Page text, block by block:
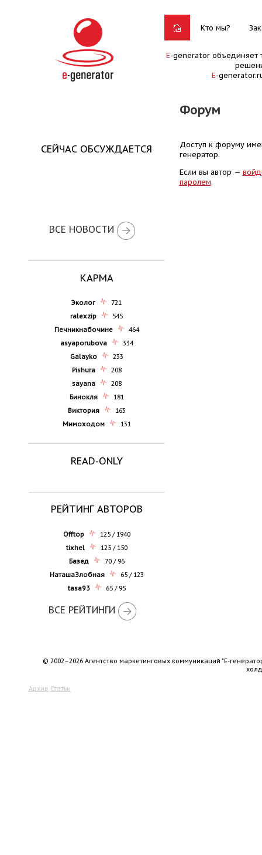
Кто мы?
E-generator объединяет
E-
Форум
СЕЙЧАС ОБСУЖДАЕТСЯ
ВСЕ НОВОСТИ
КАРМА
Эколог
721
ralexzip
545
Печникнабочине
464
asyaporubova
334
Galayko
233
Pishura
208
sayana
208
Бинокля
181
Виктория
163
Мимоходом
131
READ-ONLY
РЕЙТИНГ АВТОРОВ
Offtop
125 / 1940
tixhel
125 / 150
Базед
70 / 96
НаташаЗлобная
65 / 123
tasa93
65 / 95
ВСЕ РЕЙТИНГИ
Доступ к форуму
генератор.
Если вы автор —
паролем.
© 2002–2026 Агентство маркетинговых коммуникаций "Е-
Архив Статьи